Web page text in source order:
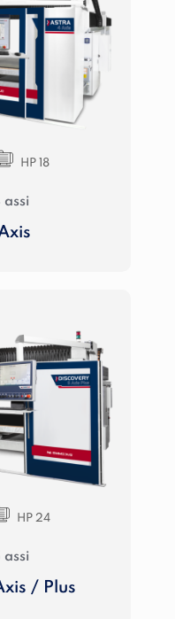
HP 18
assi
HP 24
assi
/ Plus